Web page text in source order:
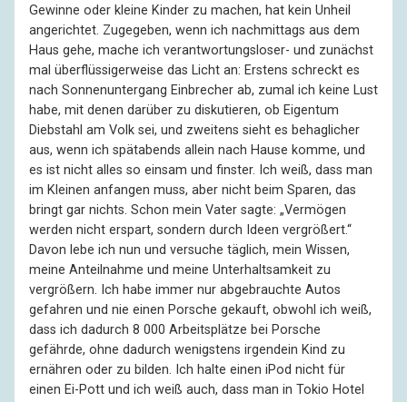
Gewinne oder kleine Kinder zu machen, hat kein Unheil
angerichtet. Zugegeben, wenn ich nachmittags aus dem
Haus gehe, mache ich verantwortungsloser- und zunächst
mal überflüssigerweise das Licht an: Erstens schreckt es
nach Sonnenuntergang Einbrecher ab, zumal ich keine Lust
habe, mit denen darüber zu diskutieren, ob Eigentum
Diebstahl am Volk sei, und zweitens sieht es behaglicher
aus, wenn ich spätabends allein nach Hause komme, und
es ist nicht alles so einsam und finster. Ich weiß, dass man
im Kleinen anfangen muss, aber nicht beim Sparen, das
bringt gar nichts. Schon mein Vater sagte: „Vermögen
werden nicht erspart, sondern durch Ideen vergrößert.“
Davon lebe ich nun und versuche täglich, mein Wissen,
meine Anteilnahme und meine Unterhaltsamkeit zu
vergrößern. Ich habe immer nur abgebrauchte Autos
gefahren und nie einen Porsche gekauft, obwohl ich weiß,
dass ich dadurch 8 000 Arbeitsplätze bei Porsche
gefährde, ohne dadurch wenigstens irgendein Kind zu
ernähren oder zu bilden. Ich halte einen iPod nicht für
einen Ei-Pott und ich weiß auch, dass man in Tokio Hotel